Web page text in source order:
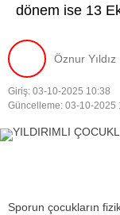
dönem ise 13
Öznur Yıldız
Giriş: 03-10-2025 10:38
Güncelleme: 03-10-2025
Sporun çocukların